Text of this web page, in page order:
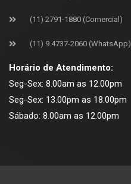
(11) 2791-1880 (Comercial)
(11) 9.4737-2060 (WhatsApp)
Horário de Atendimento:
Seg-Sex: 8.00am as 12.00pm
Seg-Sex: 13.00pm as 18.00pm
Sábado: 8.00am as 12.00pm